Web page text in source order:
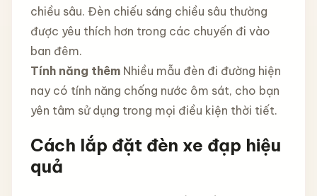
chiều sâu. Đèn chiếu sáng chiều sâu thường
được yêu thích hơn trong các chuyến đi vào
ban đêm.
Tính năng thêmNhiều mẫu đèn đi đường hiện
nay có tính năng chống nước ôm sát, cho bạn
yên tâm sử dụng trong mọi điều kiện thời tiết.
Cách lắp đặt đèn xe đạp hiệu
quả